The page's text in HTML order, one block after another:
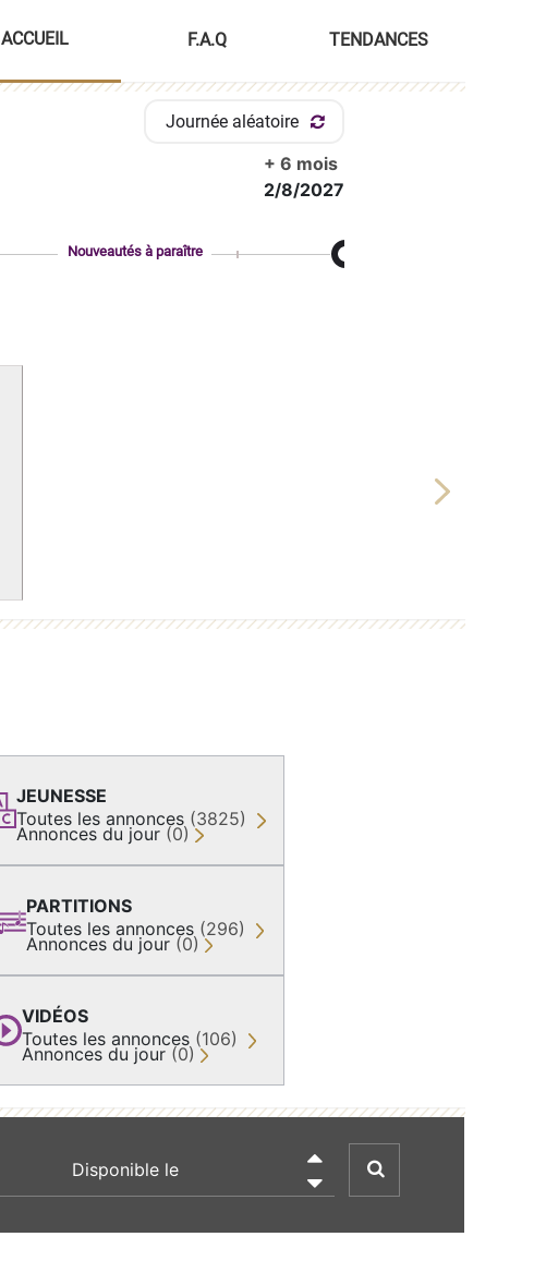
ACCUEIL F.A.Q TENDANCES
Journée aléatoire
+ 6 mois
2/8/2027
Nouveautés à paraître
Next
JEUNESSE
Toutes les annonces (3825)
Annonces du jour (0)
PARTITIONS
Toutes les annonces (296)
Annonces du jour (0)
VIDÉOS
Toutes les annonces (106)
Annonces du jour (0)
